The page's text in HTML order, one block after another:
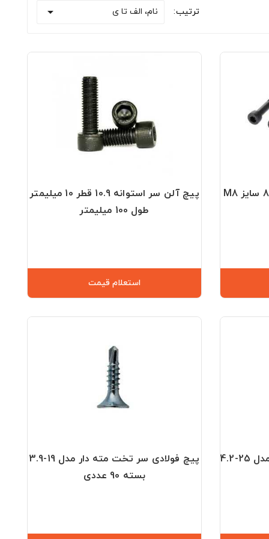
ترتیب: نام، الف تا ی 
پیچ آلن با سر مشکی گرید 8.8 سایز M8
پیچ آلن سر استوانه 10.9 قطر 10 میلیمتر
طول 100 میلیمتر
استعلام قیمت
پیچ فولادی سر تخت مته ای مدل 25-4.2
پیچ فولادی سر تخت مته دار مدل 19-3.9
بسته 90 عددی